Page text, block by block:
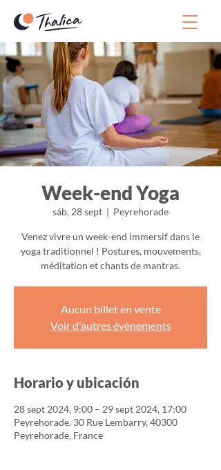
Week-end Yoga
sáb, 28 sept
  |
Peyrehorade
Venez vivre un week-end immersif dans le
yoga traditionnel ! Postures, mouvements,
méditation et chants de mantras.
Aucun billet en vente
Voir d'autres événements
Horario y ubicación
28 sept 2024, 9:00 – 29 sept 2024, 17:00
Peyrehorade, 30 Rue Lembarry, 40300
Peyrehorade, France